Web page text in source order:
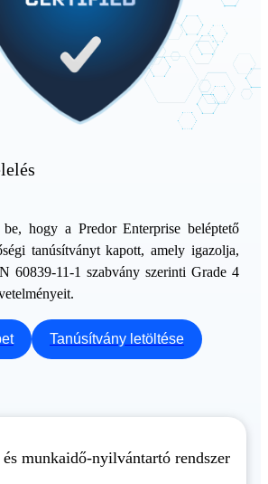
hogy a Predor Enterprise beléptető
tanúsítványt kapott, amely igazolja,
60839-11-1 szabvány szerinti Grade 4
Tanúsítvány letöltése
munkaidő-nyilvántartó rendszer